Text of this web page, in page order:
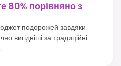
80% порівняно з
подорожей завдяки
вигідніші за традиційні